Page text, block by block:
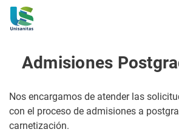
Admisiones
Nos encargamos de atender las
con el proceso de admisiones a
carnetización.